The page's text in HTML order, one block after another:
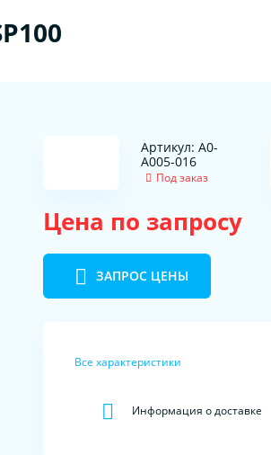
Артикул: A0-
A005-016
Под заказ
Цена по запросу
ЗАПРОС ЦЕНЫ
Все характеристики
Информация о доставке